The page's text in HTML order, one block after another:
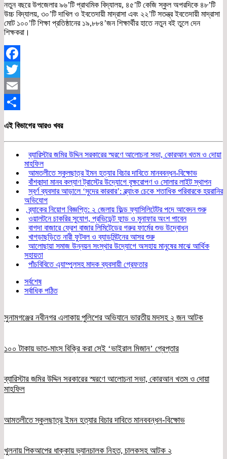
নতুন বছরে উপজেলার ৯৬’টি প্রাথমিক বিদ্যালয়, ৪৫’টি কেজি স্কুল অপরদিকে ৪৮’টি
উচ্চ বিদ্যালয়, ৩০’টি দাখিল ও ইবতেদায়ী মাদ্রাসা এবং ২২’টি সতন্ত্র ইবতেদায়ী মাদ্রাসা
মোট ১০০’টি শিক্ষা প্রতিষ্ঠানের ১৯,৮৮৪’জন শিক্ষার্থীর হাতে নতুন বই তুলে দেন
শিক্ষকরা।
Facebook
Twitter
Email
এই বিভাগের আরও খবর
ব্যারিস্টার জমির উদ্দিন সরকারের স্মরণে আলোচনা সভা, কোরআন খতম ও দোয়া
মাহফিল
আমতলীতে স্কুলছাত্র ইমন হত্যার বিচার দাবিতে মানববন্ধন-বিক্ষোভ
বাঁশকান্দা মানব কল্যাণ ট্রাস্টের উদ্যোগে বৃক্ষরোপণ ও সোলার লাইট স্থাপন
স্বর্ণ ব্যবসার আড়ালে ‘সুদের কারবার’: ব্ল্যাংক চেকে শতাধিক পরিবারকে হয়রানির
অভিযোগ
ব্র্যাকের নিয়োগ বিজ্ঞপ্তি: ২ জেলায় ফিল্ড ফ্যাসিলিটেটর পদে আবেদন শুরু
ওয়ালটনে চাকরির সুযোগ, প্রভিডেন্ট ফান্ড ও মুনাফার অংশ পাবেন
বাগদা বাজারে ফ্রেশ বাজার লিমিটেডের গরুর ফার্মের শুভ উদ্বোধন
খাগড়াছড়িতে নারী ফুটবল ও ব্যাডমিন্টনের আসর শুরু
আলোছায়া সমাজ উন্নয়ন সংস্থার উদ্যোগে অসহায় মানুষের মাঝে আর্থিক
সহায়তা
পাঁচবিবিতে এ্যাম্পুলসহ মাদক ব্যবসায়ী গ্রেফতার
সর্বশেষ
সর্বাধিক পঠিত
সুনামগঞ্জের নবীনগর এলাকায় পুলিশের অভিযানে ভারতীয় মদসহ ২ জন আটক
১০০ টাকায় ভাত-মাংস বিক্রি করা সেই ‘ভাইরাল মিজান’ গ্রেপ্তার
ব্যারিস্টার জমির উদ্দিন সরকারের স্মরণে আলোচনা সভা, কোরআন খতম ও দোয়া
মাহফিল
আমতলীতে স্কুলছাত্র ইমন হত্যার বিচার দাবিতে মানববন্ধন-বিক্ষোভ
খুলনায় পিকআপের ধাক্কায় ভ্যানচালক নিহত, চালকসহ আটক ২